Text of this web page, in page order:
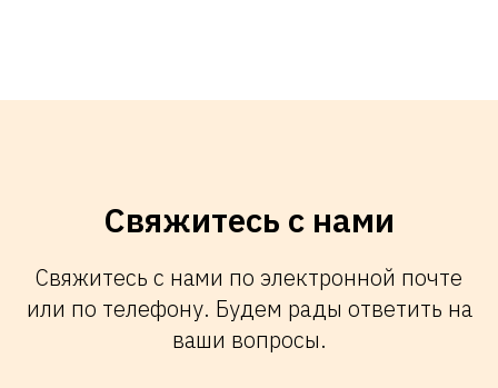
Свяжитесь с нами
Свяжитесь с нами по электронной почте
или по телефону. Будем рады ответить на
ваши вопросы.